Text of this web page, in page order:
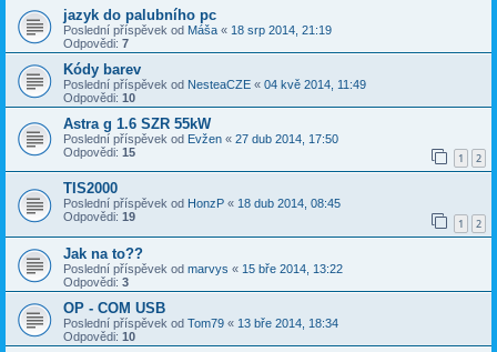
jazyk do palubního pc
Poslední příspěvek od Máša « 18 srp 2014, 21:19
Odpovědi: 7
Kódy barev
Poslední příspěvek od NesteaCZE « 04 kvě 2014, 11:49
Odpovědi: 10
Astra g 1.6 SZR 55kW
Poslední příspěvek od Evžen « 27 dub 2014, 17:50
Odpovědi: 15 1 2
TIS2000
Poslední příspěvek od HonzP « 18 dub 2014, 08:45
Odpovědi: 19 1 2
Jak na to??
Poslední příspěvek od marvys « 15 bře 2014, 13:22
Odpovědi: 3
OP - COM USB
Poslední příspěvek od Tom79 « 13 bře 2014, 18:34
Odpovědi: 10